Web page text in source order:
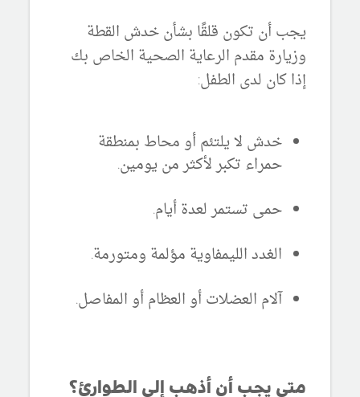
يجب أن تكون قلقًا بشأن خدش القطة
وزيارة مقدم الرعاية الصحية الخاص بك
إذا كان لدى الطفل:
خدش لا يلتئم أو محاط بمنطقة
حمراء تكبر لأكثر من يومين.
حمى تستمر لعدة أيام.
الغدد الليمفاوية مؤلمة ومتورمة.
آلام العضلات أو العظام أو المفاصل.
متى يجب أن أذهب إلى الطوارئ؟